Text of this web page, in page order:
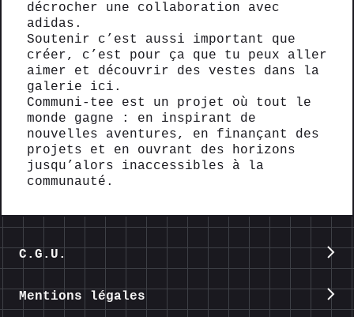
décrocher une collaboration avec
adidas.
Soutenir c’est aussi important que
créer, c’est pour ça que tu peux aller
aimer et découvrir des vestes dans la
galerie ici.
Communi-tee est un projet où tout le
monde gagne : en inspirant de
nouvelles aventures, en finançant des
projets et en ouvrant des horizons
jusqu’alors inaccessibles à la
communauté.
C.G.U.
Mentions légales